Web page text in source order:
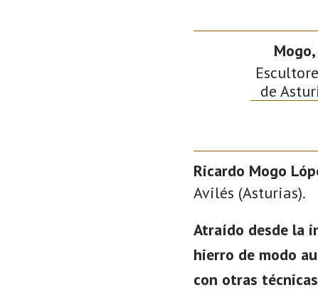
de
Ricardo Mogo
Avilés (Asturias).
Atraído desde la
hierro de modo
con otras